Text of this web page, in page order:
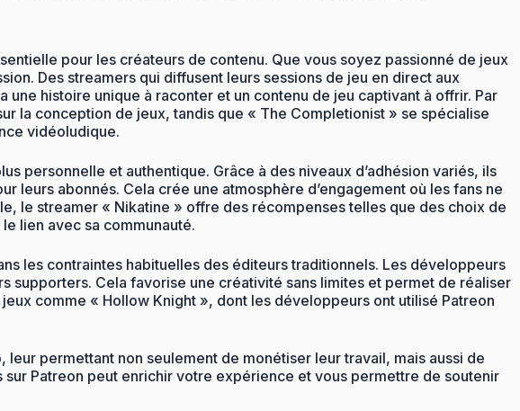
pour les créateurs de contenu. Que vous soyez passionné de jeux
Des streamers qui diffusent leurs sessions de jeu en direct aux
histoire unique à raconter et un contenu de jeu captivant à offrir. Par
la conception de jeux, tandis que « The Completionist » se spécialise
vidéoludique.
personnelle et authentique. Grâce à des niveaux d’adhésion variés, ils
abonnés. Cela crée une atmosphère d’engagement où les fans ne
le streamer « Nikatine » offre des récompenses telles que des choix de
lien avec sa communauté.
les contraintes habituelles des éditeurs traditionnels. Les développeurs
supporters. Cela favorise une créativité sans limites et permet de réaliser
comme « Hollow Knight », dont les développeurs ont utilisé Patreon
permettant non seulement de monétiser leur travail, mais aussi de
Patreon peut enrichir votre expérience et vous permettre de soutenir